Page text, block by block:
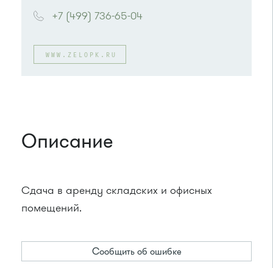
Автобусы № 3, 6, 7, 8, 9, 11, 13, 15, 23, 32, 400,
400э
Автобусы № 6, 8, 9, 11, 15, 23, 32, 45, 312, 377.
Маршрутка № 128, 312, 377
+7 (499) 736-65-04
WWW.ZELOPK.RU
Описание
Сдача в аренду складских и офисных
помещений.
Сообщить об ошибке